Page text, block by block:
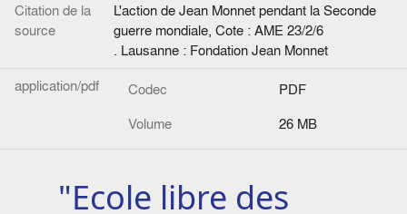
Citation de la
source
L'action de Jean Monnet pendant la Seconde
guerre mondiale, Cote : AME 23/2/6
. Lausanne : Fondation Jean Monnet
application/pdf
Codec
PDF
Volume
26 MB
"Ecole libre des